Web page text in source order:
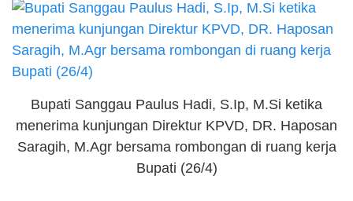
Bupati Sanggau Paulus Hadi, S.Ip, M.Si ketika
menerima kunjungan Direktur KPVD, DR. Haposan
Saragih, M.Agr bersama rombongan di ruang kerja
Bupati (26/4)